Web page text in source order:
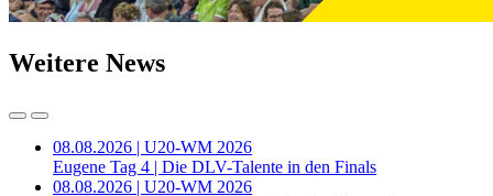
Weitere News
08.08.2026 | U20-WM 2026
Eugene Tag 4 | Die DLV-Talente in den Finals
08.08.2026 | U20-WM 2026